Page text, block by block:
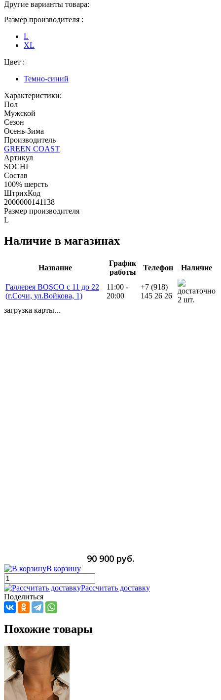
Другие варианты товара:
Размер производителя :
L
XL
Цвет :
Темно-синий
Характеристики:
Пол
Мужской
Сезон
Осень-Зима
Производитель
GREEN COAST
Артикул
SOCHI
Состав
100% шерсть
ШтрихКод
2000000141138
Размер производителя
L
Наличие в магазинах
Название
График
работы
Телефон Наличие
Галлерея BOSCO с 11 до 22
(г.Сочи, ул.Войкова, 1)
11:00 -
20:00
+7 (918)
145 26 26
2 шт.
загрузка карты...
90 900 руб.
В корзину
Рассчитать доставку
Поделиться
Похожие товары